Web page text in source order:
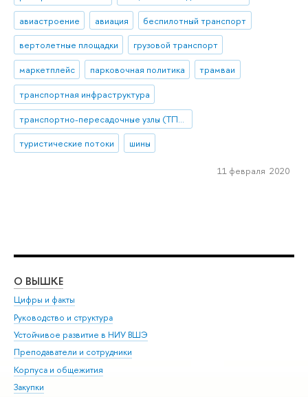
авиастроение
авиация
беспилотный транспорт
вертолетные площадки
грузовой транспорт
маркетплейс
парковочная политика
трамваи
транспортная инфраструктура
туристические потоки
шины
11 февраля 2020
О ВЫШКЕ
Цифры и факты
Руководство и структура
Устойчивое развитие в НИУ ВШЭ
Преподаватели и сотрудники
Корпуса и общежития
Закупки